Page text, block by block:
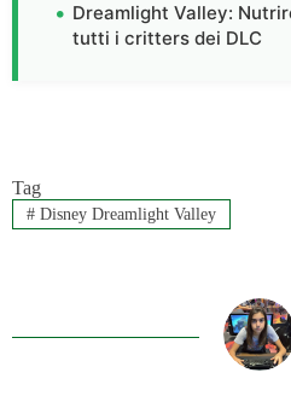
Dreamlight Valley:
tutti i critters dei DLC
Tag
#Disney Dreamlight Valley